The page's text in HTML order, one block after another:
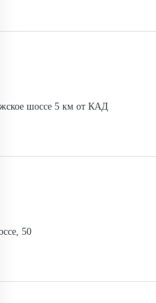
шоссе 5 км от КАД
50